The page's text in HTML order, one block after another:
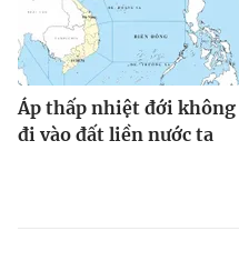
Áp thấp nhiệt đới không
đi vào đất liền nước ta